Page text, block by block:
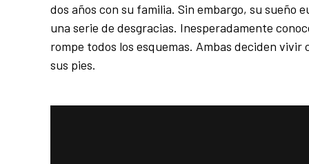
dos años con su familia. Sin embargo, su sueño
una serie de desgracias. Inesperadamente
rompe todos los esquemas. Ambas deciden vivir
sus pies.